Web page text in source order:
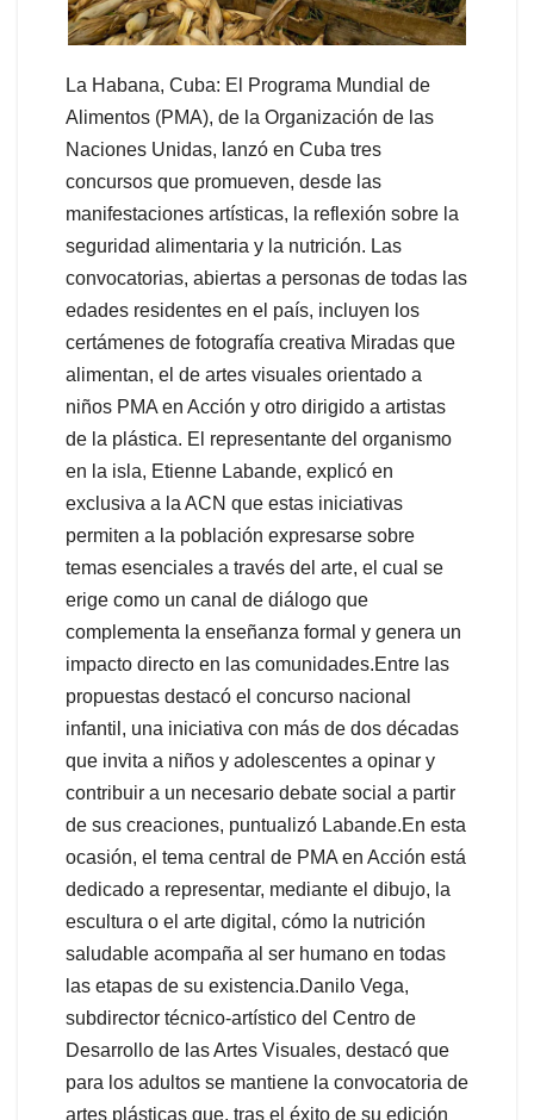
La Habana, Cuba: El Programa Mundial de
Alimentos (PMA), de la Organización de las
Naciones Unidas, lanzó en Cuba tres
concursos que promueven, desde las
manifestaciones artísticas, la reflexión sobre la
seguridad alimentaria y la nutrición. Las
convocatorias, abiertas a personas de todas las
edades residentes en el país, incluyen los
certámenes de fotografía creativa Miradas que
alimentan, el de artes visuales orientado a
niños PMA en Acción y otro dirigido a artistas
de la plástica. El representante del organismo
en la isla, Etienne Labande, explicó en
exclusiva a la ACN que estas iniciativas
permiten a la población expresarse sobre
temas esenciales a través del arte, el cual se
erige como un canal de diálogo que
complementa la enseñanza formal y genera un
impacto directo en las comunidades.Entre las
propuestas destacó el concurso nacional
infantil, una iniciativa con más de dos décadas
que invita a niños y adolescentes a opinar y
contribuir a un necesario debate social a partir
de sus creaciones, puntualizó Labande.En esta
ocasión, el tema central de PMA en Acción está
dedicado a representar, mediante el dibujo, la
escultura o el arte digital, cómo la nutrición
saludable acompaña al ser humano en todas
las etapas de su existencia.Danilo Vega,
subdirector técnico-artístico del Centro de
Desarrollo de las Artes Visuales, destacó que
para los adultos se mantiene la convocatoria de
artes plásticas que, tras el éxito de su edición